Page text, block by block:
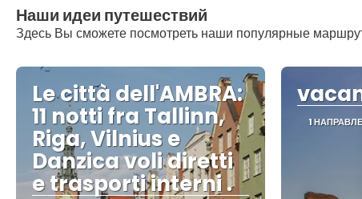
Наши идеи путешествий
Здесь Вы сможете посмотреть наши популярные
Le città dell'AMBRA:
11 notti fra Tallinn,
Riga, Vilnius e
Danzica voli diretti
e trasporti interni .
1